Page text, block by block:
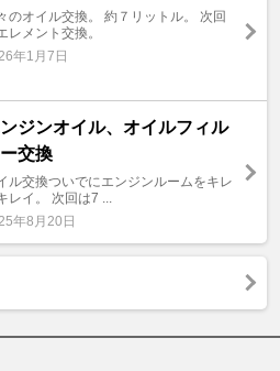
のオイル交換。 約７リットル。 次回
レメント交換。
年1月7日
ジンオイル、オイルフィル
交換
ル交換ついでにエンジンルームをキレ
レイ。 次回は7 ...
年8月20日